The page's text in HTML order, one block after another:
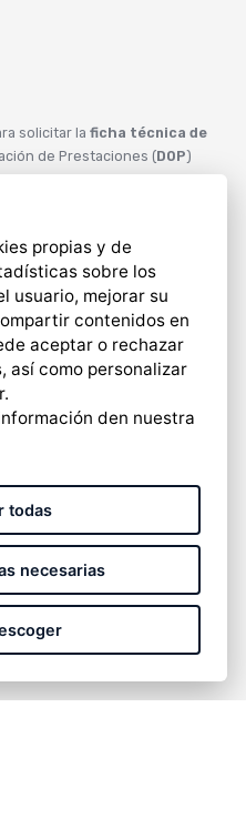
solicitar la ficha técnica de
de Prestaciones (DOP)
propias y de
sobre los
usuario, mejorar su
contenidos en
aceptar o rechazar
así como personalizar
den nuestra
todas
necesarias